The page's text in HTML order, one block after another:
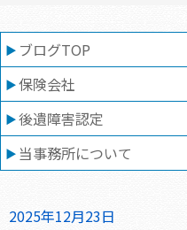
ブログTOP
保険会社
後遺障害認定
当事務所について
2025年12月23日